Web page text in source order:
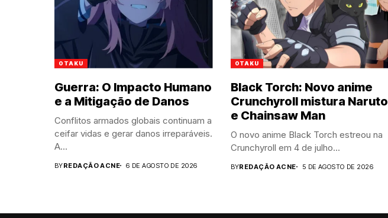
OTAKU
Guerra: O Impacto Humano
e a Mitigação de Danos
Conflitos armados globais continuam a
ceifar vidas e gerar danos irreparáveis.
A...
BYREDAÇÃO ACNE 6 DE AGOSTO DE 2026
OTAKU
Black Torch: Novo anime
Crunchyroll mistura Naruto
e Chainsaw Man
O novo anime Black Torch estreou na
Crunchyroll em 4 de julho...
BYREDAÇÃO ACNE 5 DE AGOSTO DE 2026